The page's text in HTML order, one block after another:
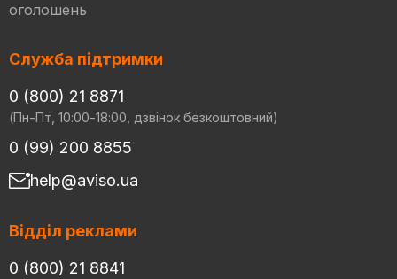
оголошень
Служба підтримки
0 (800) 21 8871
(Пн-Пт, 10:00-18:00, дзвінок безкоштовний)
0 (99) 200 8855
help@aviso.ua
Відділ реклами
0 (800) 21 8841